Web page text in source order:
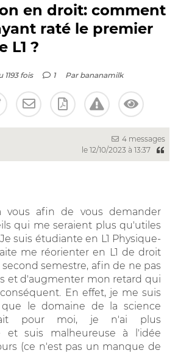
en droit: comment
raté le premier
L1 ?
1193 fois 1 Par bananamilk
4 messages
le 12/10/2023 à 13:37
vous afin de vous demander
qui me seraient plus qu'utiles
suis étudiante en L1 Physique-
me réorienter en L1 de droit
semestre, afin de ne pas
et d'augmenter mon retard qui
En effet, je me suis
le domaine de la science
pour moi, je n'ai plus
et suis malheureuse à l'idée
(ce n'est pas un manque de